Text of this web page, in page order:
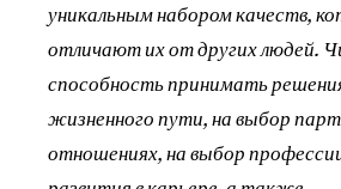
уникальным набором качеств,
отличают их от других людей.
способность принимать
жизненного пути, на выбор
отношениях, на выбор